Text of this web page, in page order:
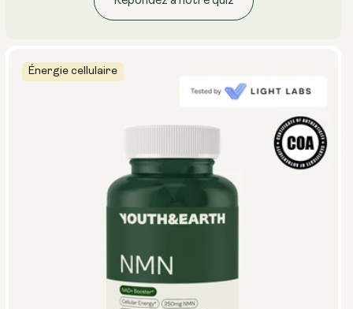
Énergie cellulaire